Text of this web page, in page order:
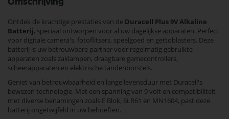
Ontdek de krachtige prestaties van de Duracell Plus 9V Alkaline
Batterij, speciaal ontworpen voor al uw dagelijkse apparaten. Perfect
voor digitale camera's, fotoflitsers, speelgoed en gettoblasters. Deze
batterij is uw betrouwbare partner voor regelmatig gebruikte
apparaten zoals zaklampen, draagbare gamecontrollers,
scheerapparaten en elektrische tandenborstels.
Geniet van betrouwbaarheid en lange levensduur met Duracell's
bewezen technologie. Met een spanning van 9 volt en compatibiliteit
met diverse benamingen zoals E Blok, 6LR61 en MN1604, past deze
batterij ongetwijfeld in uw behoeften.